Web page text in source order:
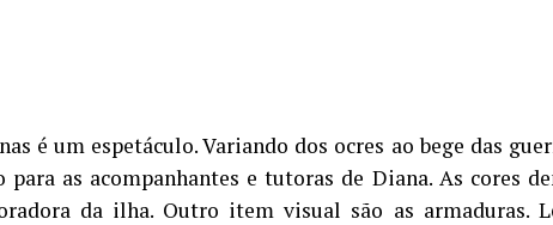
é um espetáculo. Variando dos ocres ao bege das
as acompanhantes e tutoras de Diana. As cores
da ilha. Outro item visual são as armaduras.